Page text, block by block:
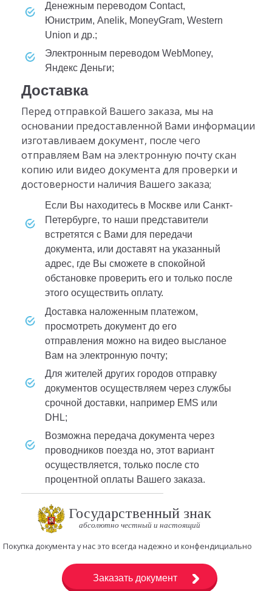
денежным переводом Contact,
Юнистрим, Anelik, MoneyGram, Western
Union и др.;
электронным переводом WebMoney,
Яндекс Деньги;
Доставка
Перед отправкой Вашего заказа, мы на
основании предоставленной Вами информации
изготавливаем документ, после чего
отправляем Вам на электронную почту скан
копию или видео документа для проверки и
достоверности наличия Вашего заказа;
если Вы находитесь в Москве или Санкт-
Петербурге, то наши представители
встретятся с Вами для передачи
документа, или доставят на указанный
адрес, где Вы сможете в спокойной
обстановке проверить его и только после
этого осуществить оплату.
доставка наложенным платежом,
просмотреть документ до его
отправления можно на видео высланое
Вам на электронную почту;
для жителей других городов отправку
документов осуществляем через службы
срочной доставки, например EMS или
DHL;
возможна передача документа через
проводников поезда но, этот вариант
осуществляется, только после сто
процентной оплаты Вашего заказа.
Государственный знак
абсолютно честный и настоящий
Покупка документа у нас это всегда надежно и конфендициально
Заказать документ